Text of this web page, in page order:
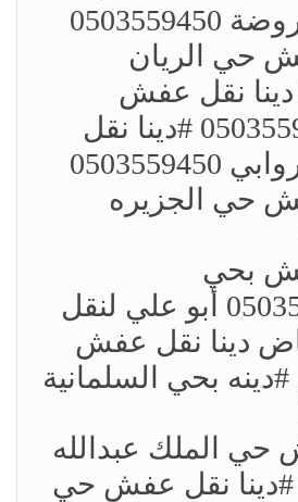
عفش حي الروضة 0503559450
حي الريان
0503559450 دينا نقل عفش
الدرعيه 0503559450 ؜#دينا نقل
عفش حي الروابي 0503559450
حي الجزيره
بحي
الربوة0503559450 أبو علي لنقل
دينا نقل عفش
بحي السلمانية
حي الملك عبدالله
0503559450 ؜#دينا نقل عفش حي